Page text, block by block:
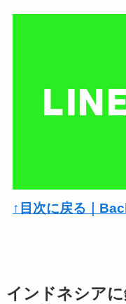
↑目次に戻る｜
インドネシア